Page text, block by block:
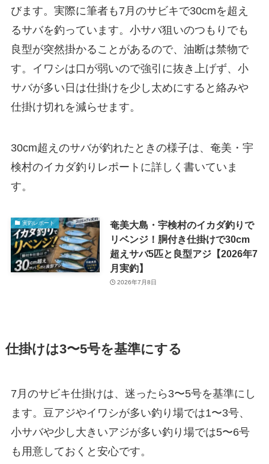
びます。実際に筆者も7月のサビキで30cmを超え
るサバを釣っています。小サバ狙いのつもりでも
良型が突然掛かることがあるので、油断は禁物で
す。イワシは口が弱いので強引に抜き上げず、小
サバが多い日は仕掛けを少し太めにすると絡みや
仕掛け切れを減らせます。
30cm超えのサバが釣れたときの様子は、奄美・宇
検村のイカダ釣りレポートに詳しく書いていま
す。
実釣レポート
奄美大島・宇検村のイカダ釣りで
リベンジ！胴付き仕掛けで30cm
超えサバ5匹と良型アジ【2026年7
月実釣】
2026年7月8日
仕掛けは3〜5号を基準にする
7月のサビキ仕掛けは、迷ったら3〜5号を基準にし
ます。豆アジやイワシが多い釣り場では1〜3号、
小サバや少し大きいアジが多い釣り場では5〜6号
も用意しておくと安心です。